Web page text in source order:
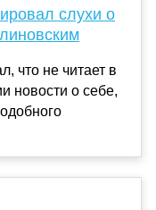
слухи о
что не читает в
новости о себе,